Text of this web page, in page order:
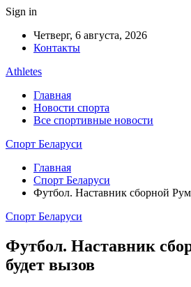
Sign in
Четверг, 6 августа, 2026
Контакты
Athletes
Главная
Новости спорта
Все спортивные новости
Спорт Беларуси
Главная
Спорт Беларуси
Футбол. Наставник сборной
Спорт Беларуси
Футбол. Наставник
будет вызов